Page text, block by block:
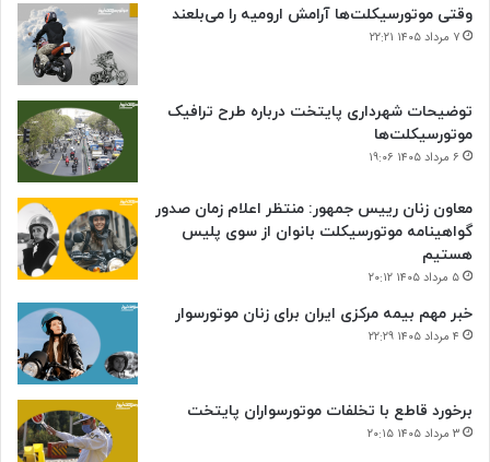
وقتی موتورسیکلت‌ها آرامش ارومیه را می‌بلعند
۷ مرداد ۱۴۰۵ ۲۲:۲۱
توضیحات شهرداری پایتخت درباره طرح ترافیک
موتورسیکلت‌ها
۶ مرداد ۱۴۰۵ ۱۹:۰۶
معاون زنان رییس جمهور: منتظر اعلام زمان صدور
گواهینامه موتورسیکلت بانوان از سوی پلیس
هستیم
۵ مرداد ۱۴۰۵ ۲۰:۱۲
خبر مهم بیمه مرکزی ایران برای زنان موتورسوار
۴ مرداد ۱۴۰۵ ۲۲:۲۹
برخورد قاطع با تخلفات موتورسواران پایتخت
۳ مرداد ۱۴۰۵ ۲۰:۱۵